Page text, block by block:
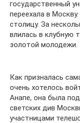
государственный
переехала в
столицу. За
влилась в клубную
золотой молодежи.
Как призналась
очень хотелось
Анапе, она была
светских див
участницами